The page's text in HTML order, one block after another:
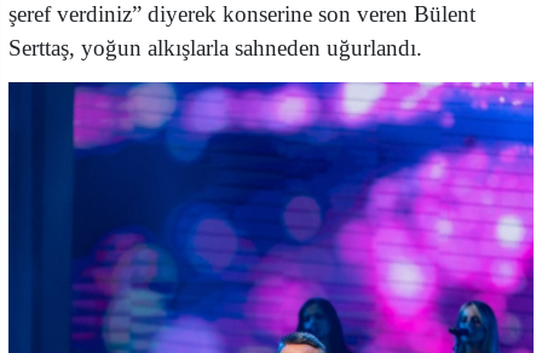
şeref verdiniz” diyerek konserine son veren Bülent
Serttaş, yoğun alkışlarla sahneden uğurlandı.